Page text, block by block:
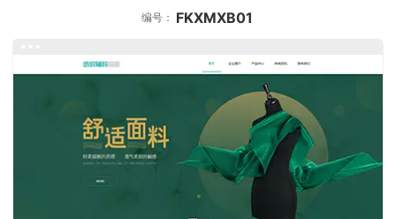
编号： FKXMXB01